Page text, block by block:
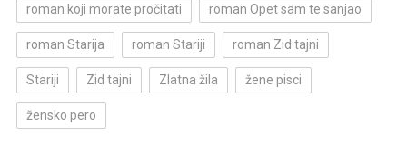
roman koji morate pročitati roman Opet sam te sanjao
roman Starija roman Stariji roman Zid tajni
Stariji Zid tajni Zlatna žila žene pisci
žensko pero